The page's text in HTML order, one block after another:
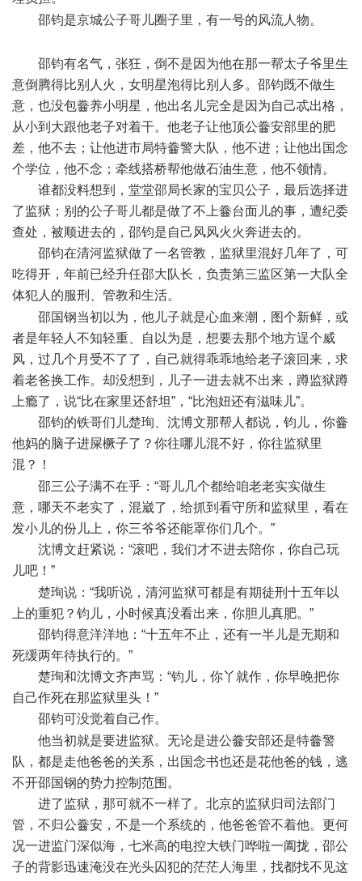
邵钧是京城公子哥儿圈子里，有一号的风流人物。
邵钧有名气，张狂，倒不是因为他在那一帮太子爷里生
意倒腾得比别人火，女明星泡得比别人多。邵钧既不做生
意，也没包齤养小明星，他出名儿完全是因为自己忒出格，
从小到大跟他老子对着干。他老子让他顶公齤安部里的肥
差，他不去；让他进市局特齤警大队，他不进；让他出国念
个学位，他不念；牵线搭桥帮他做石油生意，他不领情。
谁都没料想到，堂堂邵局长家的宝贝公子，最后选择进
了监狱；别的公子哥儿都是做了不上齤台面儿的事，遭纪委
查处，被顺进去的，邵钧是自己风风火火奔进去的。
邵钧在清河监狱做了一名管教，监狱里混好几年了，可
吃得开，年前已经升任邵大队长，负责第三监区第一大队全
体犯人的服刑、管教和生活。
邵国钢当初以为，他儿子就是心血来潮，图个新鲜，或
者是年轻人不知轻重、自以为是，想要去那个地方逞个威
风，过几个月受不了了，自己就得乖乖地给老子滚回来，求
着老爸换工作。却没想到，儿子一进去就不出来，蹲监狱蹲
上瘾了，说“比在家里还舒坦”，“比泡妞还有滋味儿”。
邵钧的铁哥们儿楚珣、沈博文那帮人都说，钧儿，你齤
他妈的脑子进屎橛子了？你往哪儿混不好，你往监狱里
混？！
邵三公子满不在乎：“哥儿几个都给咱老老实实做生
意，哪天不老实了，混崴了，给抓到看守所和监狱里，看在
发小儿的份儿上，你三爷爷还能罩你们几个。”
沈博文赶紧说：“滚吧，我们才不进去陪你，你自己玩
儿吧！”
楚珣说：“我听说，清河监狱可都是有期徒刑十五年以
上的重犯？钧儿，小时候真没看出来，你胆儿真肥。”
邵钧得意洋洋地：“十五年不止，还有一半儿是无期和
死缓两年待执行的。”
楚珣和沈博文齐声骂：“钧儿，你丫就作，你早晚把你
自己作死在那监狱里头！”
邵钧可没觉着自己作。
他当初就是要进监狱。无论是进公齤安部还是特齤警
队，都是走他爸爸的关系，出国念书也还是花他爸的钱，逃
不开邵国钢的势力控制范围。
进了监狱，那可就不一样了。北京的监狱归司法部门
管，不归公齤安，不是一个系统的，他爸爸管不着他。更何
况一进监门深似海，七米高的电控大铁门哗啦一阖拢，邵公
子的背影迅速淹没在光头囚犯的茫茫人海里，找都找不见这